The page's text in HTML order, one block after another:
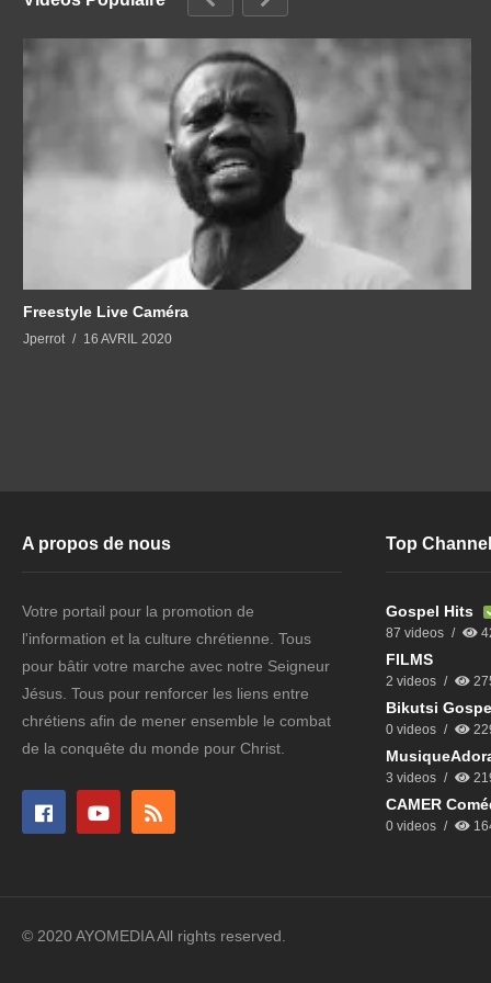
Freestyle Live Caméra
Jperrot 16 AVRIL 2020
A propos de nous
Votre portail pour la promotion de
l'information et la culture chrétienne. Tous
pour bâtir votre marche avec notre Seigneur
Jésus. Tous pour renforcer les liens entre
chrétiens afin de mener ensemble le combat
de la conquête du monde pour Christ.
Top
Gospel Hits
87 videos
FILMS
2 videos
Bikutsi
0 videos
3 videos
CAMER
0 videos
© 2020 AYOMEDIA All rights reserved.